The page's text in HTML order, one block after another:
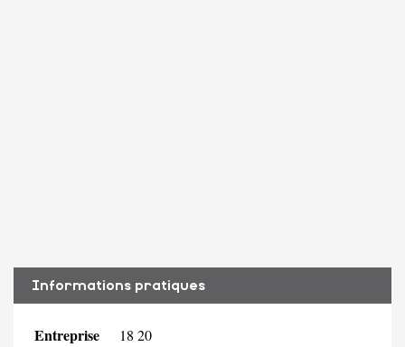
Informations pratiques
Entreprise 18 20